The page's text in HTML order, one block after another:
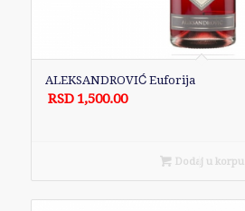
ALEKSANDROVIĆ Euforija
RSD 1,500.00
Dodaj u korpu